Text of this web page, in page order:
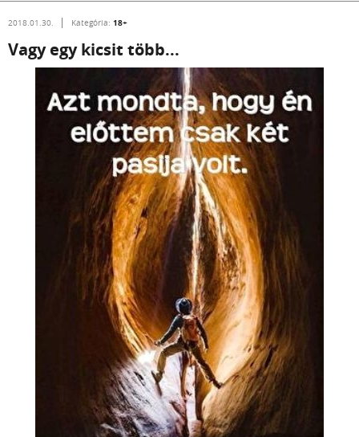
2018.01.30. Kategória: 18+
Vagy egy kicsit több...